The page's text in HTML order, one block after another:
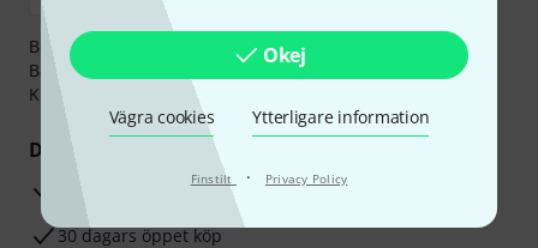
Okej
Vägra cookies Ytterligare information
Finstilt · Privacy Policy
Betalningen kan göras tryggt och säkert med
Banköverföring, PayPal,
Klarna Direktbetalning
Kreditkort.
Dina fördelar
3-år Thomann-garanti
30 dagars öppet köp